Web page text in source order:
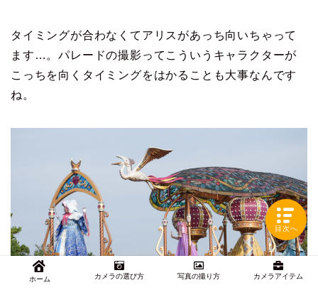
タイミングが合わなくてアリスがあっち向いちゃって
ます…。パレードの撮影ってこういうキャラクターが
こっちを向くタイミングをはかることも大事なんです
ね。
ホーム カメラの選び方 写真の撮り方 カメラアイテム
目次へ